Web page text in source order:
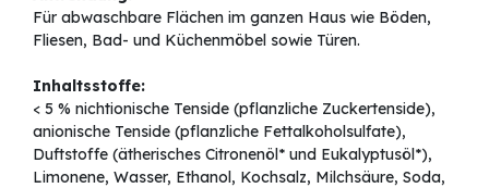
Für abwaschbare Flächen im ganzen Haus wie Böden,
Fliesen, Bad- und Küchenmöbel sowie Türen.
Inhaltsstoffe:
< 5 % nichtionische Tenside (pflanzliche Zuckertenside),
anionische Tenside (pflanzliche Fettalkoholsulfate),
Duftstoffe (ätherisches Citronenöl* und Eukalyptusöl*),
Limonene, Wasser, Ethanol, Kochsalz, Milchsäure, Soda,